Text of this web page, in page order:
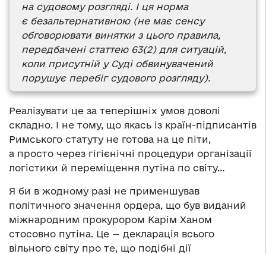
на судовому розгляді. І ця норма
є безальтернативною (не має сенсу
обговорювати винятки з цього правила,
передбачені статтею 63(2) для ситуацій,
коли присутній у Суді обвинувачений
порушує перебіг судового розгляду).
Реалізувати це за теперішніх умов доволі
складно. І не тому, що якась із країн-підписантів
Римського статуту не готова на це піти,
а просто через гігієнічні процедури організації
логістики й переміщення путіна по світу…
Я би в жодному разі не применшував
політичного значення ордера, що був виданий
міжнародним прокурором Карім Ханом
стосовно путіна. Це — декларація всього
вільного світу про те, що подібні дії